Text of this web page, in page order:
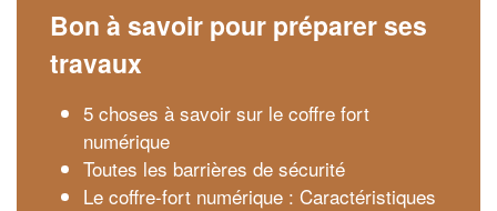
Bon à savoir pour préparer ses
travaux
5 choses à savoir sur le coffre fort
numérique
Toutes les barrières de sécurité
Le coffre-fort numérique : Caractéristiques